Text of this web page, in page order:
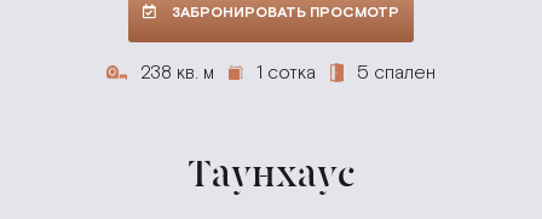
ЗАБРОНИРОВАТЬ ПРОСМОТР
238 кв. м 1 сотка 5 спален
Таунхаус